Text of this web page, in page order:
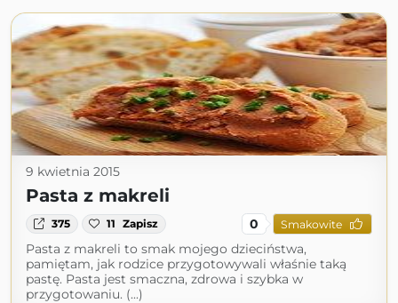
9 kwietnia 2015
Pasta z makreli
375 11 Zapisz 0 Smakowite
Pasta z makreli to smak mojego dzieciństwa,
pamiętam, jak rodzice przygotowywali właśnie taką
pastę. Pasta jest smaczna, zdrowa i szybka w
przygotowaniu. (...)